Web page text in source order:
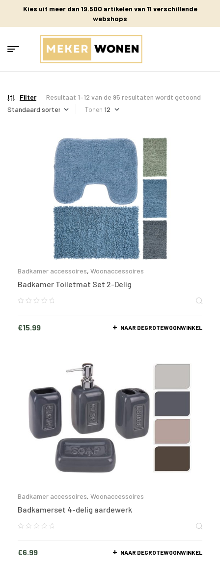
Kies uit meer dan 19.500 artikelen van 11 verschillende
webshops
Filter
Resultaat 1–12 van de 95 resultaten wordt getoond
Tonen
Badkamer accessoires, Woonaccessoires
Badkamer Toiletmat Set 2-Delig
€15.99 NAAR DEGROTEWOONWINKEL
Badkamer accessoires, Woonaccessoires
Badkamerset 4-delig aardewerk
€6.99 NAAR DEGROTEWOONWINKEL